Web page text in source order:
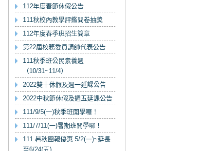
112年度春節休假公告
111秋校內教學評鑑問卷抽獎
112年度春季班招生簡章
第22屆校務委員講師代表公告
111秋季班公民素養週
（10/31~11/4）
2022雙十休假及週一延課公告
2022中秋節休假及週五延課公告
111/9/5(一)秋季班開學囉！
111/7/11(一)暑期班開學囉！
111 暑秋團報優惠 5/2(一)~延長
至6/24(五)